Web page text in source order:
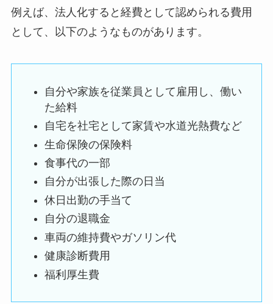
例えば、法人化すると経費として認められる費用
として、以下のようなものがあります。
自分や家族を従業員として雇用し、働い
た給料
自宅を社宅として家賃や水道光熱費など
生命保険の保険料
食事代の一部
自分が出張した際の日当
休日出勤の手当て
自分の退職金
車両の維持費やガソリン代
健康診断費用
福利厚生費